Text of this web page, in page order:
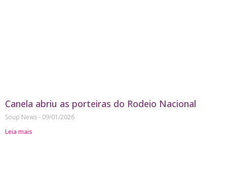
Canela abriu as porteiras do Rodeio Nacional
Soup News
09/01/2026
Leia mais